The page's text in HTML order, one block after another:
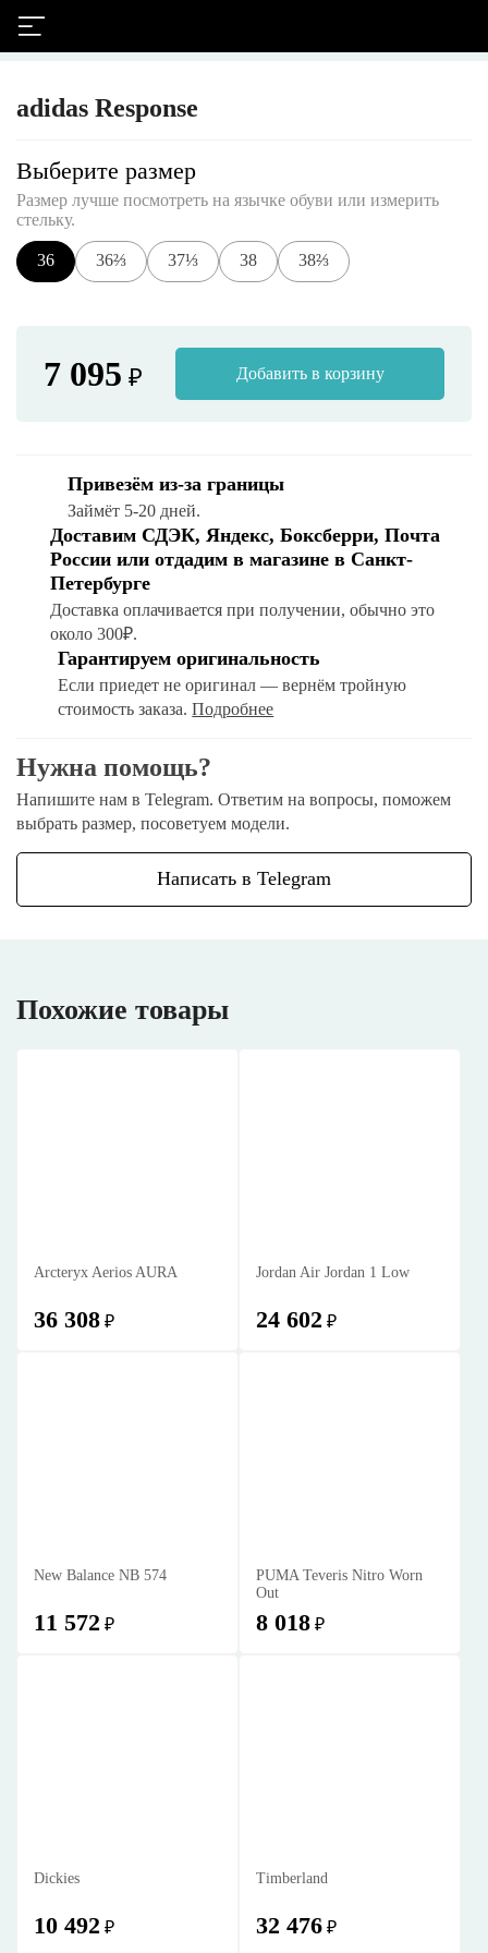
adidas Response
Выберите размер
Размер лучше посмотреть на язычке обуви или измерить
стельку.
36 36⅔ 37⅓ 38 38⅔
7 095 ₽ Добавить в корзину
Привезём из-за границы
Займёт 5-20 дней.
Доставим СДЭК, Яндекс, Боксберри, Почта
России или отдадим в магазине в Санкт-
Петербурге
Доставка оплачивается при получении, обычно это
около 300₽.
Гарантируем оригинальность
Если приедет не оригинал — вернём тройную
стоимость заказа.Подробнее
Нужна помощь?
Напишите нам в Telegram. Ответим на вопросы, поможем
выбрать размер, посоветуем модели.
Написать в Telegram
Похожие товары
Arcteryx Aerios AURA
36 308 ₽
Jordan Air Jordan 1 Low
24 602 ₽
New Balance NB 574
11 572 ₽
PUMA Teveris Nitro Worn
Out
8 018 ₽
Dickies
10 492 ₽
Timberland
32 476 ₽